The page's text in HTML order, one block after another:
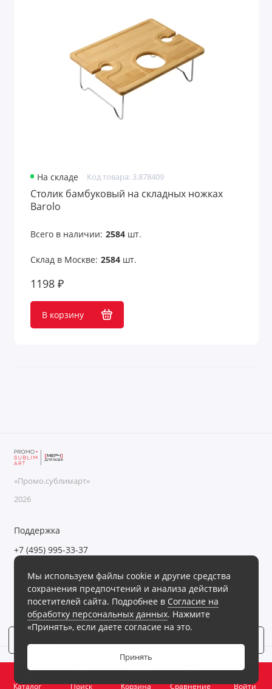
Каталог Поиск Корзина
0
Сравнение
Войти
На складе Код товара: 3.878409
Столик бамбуковый на складных ножках
Barolo
Всего в наличии: 2584шт.
Склад в Москве: 2584шт.
1198 ₽
В корзину
Мы используем файлы cookie и другие средства
сохранения предпочтений и анализа действий
посетителей сайта. Подробнее в Согласие на
обработку персональных данных. Нажмите
«Принять», если даете согласие на это.
Принять
«Промо.сублимарт»
2026
Поддержка
+7 (495) 995-33-37
Обратный звонок
Пн-Пт с 09:00 до 18:00, Сб-Вс выходные
Мы в сети